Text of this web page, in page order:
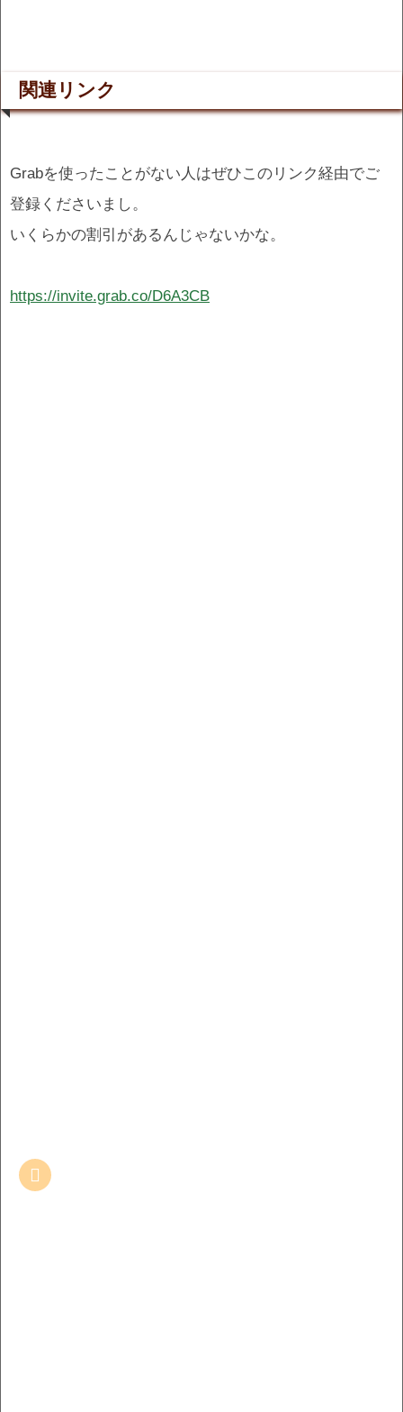
関連リンク
Grabを使ったことがない人はぜひこのリンク経由でご
登録くださいまし。
いくらかの割引があるんじゃないかな。
https://invite.grab.co/D6A3CB